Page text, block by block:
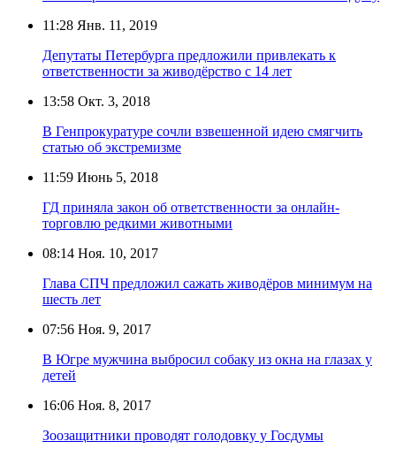
11:28 Янв. 11, 2019
Депутаты Петербурга предложили привлекать к
ответственности за живодёрство с 14 лет
13:58 Окт. 3, 2018
В Генпрокуратуре сочли взвешенной идею смягчить
статью об экстремизме
11:59 Июнь 5, 2018
ГД приняла закон об ответственности за онлайн-
торговлю редкими животными
08:14 Ноя. 10, 2017
Глава СПЧ предложил сажать живодёров минимум на
шесть лет
07:56 Ноя. 9, 2017
В Югре мужчина выбросил собаку из окна на глазах у
детей
16:06 Ноя. 8, 2017
Зоозащитники проводят голодовку у Госдумы